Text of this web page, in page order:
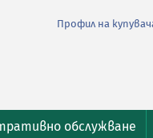
Профил на
обслужване